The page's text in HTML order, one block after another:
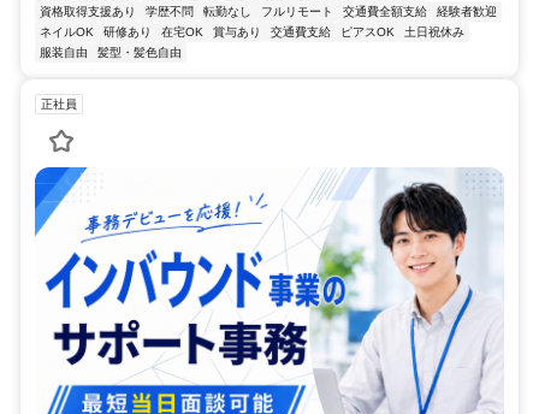
資格取得支援あり
学歴不問 転勤なし フルリモート 交通費全額支給
経験者歓迎
ネイルOK
研修あり 在宅OK 賞与あり 交通費支給 ピアスOK
土日祝休み
服装自由
髪型・髪色自由
正社員